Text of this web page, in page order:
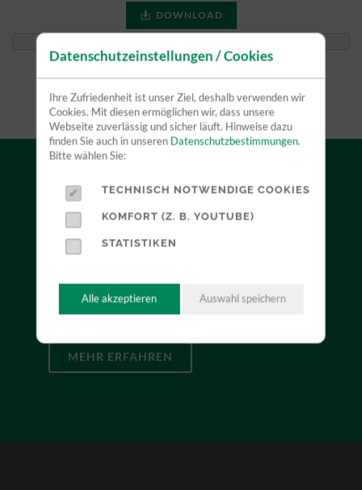
DOWNLOAD
VERKAUF
Durch unsere Herstellerunabhängigkeit können wir
Sie optimale Produkt finden. Profitieren Sie dabei
von unserer jahrelangen Erfahrung.
MEHR ERFAHREN
Datenschutzeinstellungen / Cookies
Ihre Zufriedenheit ist unser Ziel, deshalb verwenden wir
Cookies. Mit diesen ermöglichen wir, dass unsere
Webseite zuverlässig und sicher läuft. Hinweise dazu
finden Sie auch in unseren Datenschutzbestimmungen.
Bitte wählen Sie:
TECHNISCH NOTWENDIGE COOKIES
KOMFORT (Z. B. YOUTUBE)
STATISTIKEN
Alle akzeptieren Auswahl speichern